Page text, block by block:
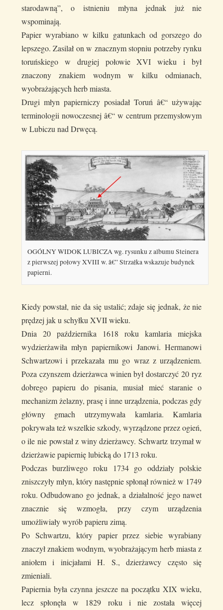
starodawną”, o istnieniu młyna jednak już nie
wspominają.
Papier wyrabiano w kilku gatunkach od gorszego do
lepszego. Zasilał on w znacznym stopniu potrzeby rynku
toruńskiego w drugiej połowie XVI wieku i był
znaczony znakiem wodnym w kilku odmianach,
wyobrażających herb miasta.
Drugi młyn papierniczy posiadał Toruń â€“ używając
terminologii nowoczesnej â€“ w centrum przemysłowym
w Lubiczu nad Drwęcą.
OGÓLNY WIDOK LUBICZA wg. rysunku z albumu Steinera
z pierwszej połowy XVIII w. â€” Strzałka wskazuje budynek
papierni.
Kiedy powstał, nie da się ustalić; zdaje się jednak, że nie
prędzej jak u schyłku XVII wieku.
Dnia 20 października 1618 roku kamlaria miejska
wydzierżawiła młyn papiernikowi Janowi. Hermanowi
Schwartzowi i przekazała mu go wraz z urządzeniem.
Poza czynszem dzierżawca winien był dostarczyć 20 ryz
dobrego papieru do pisania, musiał mieć staranie o
mechanizm żelazny, prasę i inne urządzenia, podczas gdy
główny gmach utrzymywała kamlaria. Kamlaria
pokrywała też wszelkie szkody, wyrządzone przez ogień,
o ile nie powstał z winy dzierżawcy. Schwartz trzymał w
dzierżawie papiernię lubicką do 1713 roku.
Podczas burzliwego roku 1734 go oddziały polskie
zniszczyły młyn, który następnie spłonął również w 1749
roku. Odbudowano go jednak, a działalność jego nawet
znacznie się wzmogła, przy czym urządzenia
umożliwiały wyrób papieru zimą.
Po Schwartzu, który papier przez siebie wyrabiany
znaczył znakiem wodnym, wyobrażającym herb miasta z
aniołem i inicjałami H. S., dzierżawcy często się
zmieniali.
Papiernia była czynna jeszcze na początku XIX wieku,
lecz spłonęła w 1829 roku i nie została więcej